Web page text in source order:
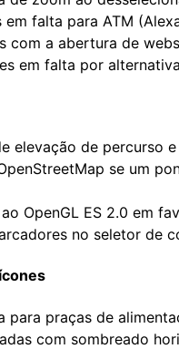
falta para ATM
com a abertura de
em falta por
elevação de percurso
se um
OpenGL ES 2.0 em
no seletor de
para praças de
com sombreado